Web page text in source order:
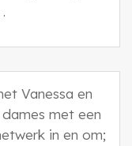
Vanessa en
met een
in en om;